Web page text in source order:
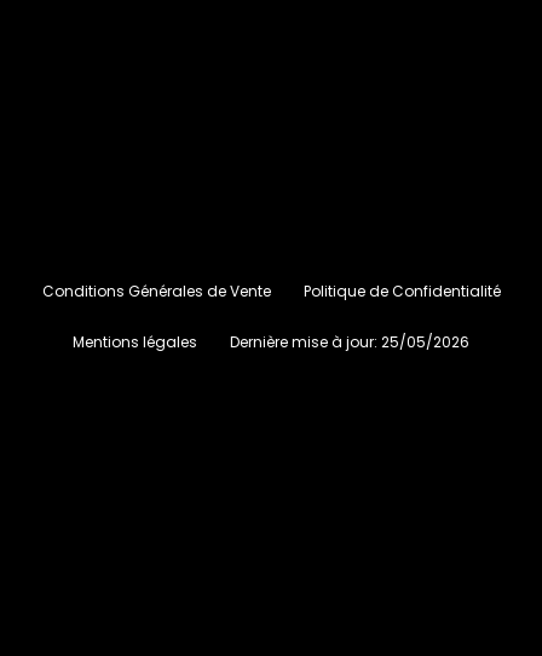
Conditions Générales de Vente Politique de Confidentialité
Mentions légales Dernière mise à jour: 25/05/2026